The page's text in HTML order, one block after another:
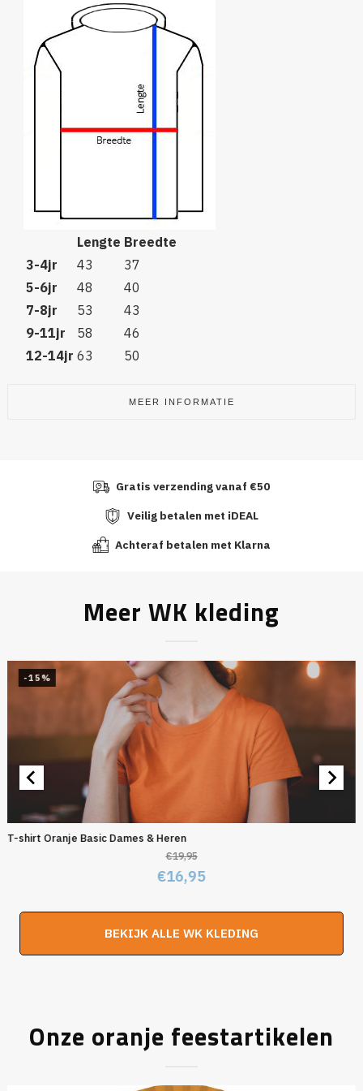
Lengte Breedte
3-4jr
43
37
5-6jr
48
40
7-8jr
53
43
9-11jr
58
46
12-14jr 63 50
MEER INFORMATIE
Gratis verzending vanaf €50
Veilig betalen met iDEAL
Achteraf betalen met Klarna
Meer WK kleding
-15%
T-shirt Oranje Basic Dames & Heren
€19,95
Oorspronkelijke
€16,95Huidige
BEKIJK ALLE WK KLEDING
Onze oranje feestartikelen